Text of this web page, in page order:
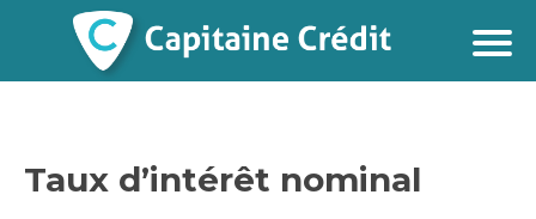
Taux d’intérêt nominal